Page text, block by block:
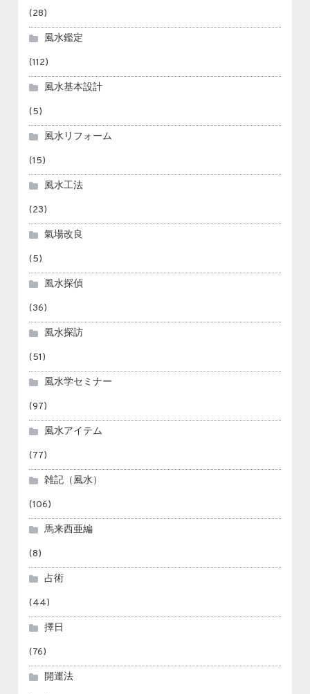
(28)
風水鑑定
(112)
風水基本設計
(5)
風水リフォーム
(15)
風水工法
(23)
氣場改良
(5)
風水探偵
(36)
風水探訪
(51)
風水学セミナー
(97)
風水アイテム
(77)
雑記（風水）
(106)
馬来西亜編
(8)
占術
(44)
擇日
(76)
開運法